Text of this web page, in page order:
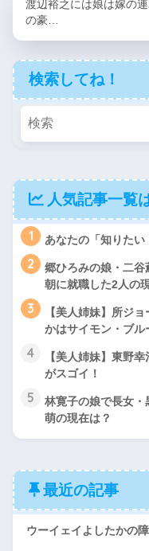
渡辺裕之には娘は嫁の
の豪…
検索してね！
人気記事一覧
1 あなたの「知りたい
2
郷ひろみの娘・二谷
朝に就職した2人の
3
【美人姉妹】所ジ
かはサイモン・ブル
4
【美人姉妹】東野
がスゴイ！
5
林寛子の娘で長女
萌の現在は？
最近の記事
ウーイェイよしたかの